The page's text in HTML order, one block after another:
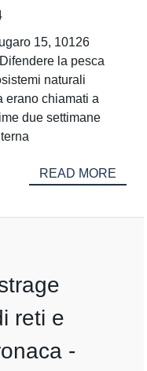
15, 10126
la pesca
naturali
erano chiamati a
due settimane
READ MORE
reti e
-